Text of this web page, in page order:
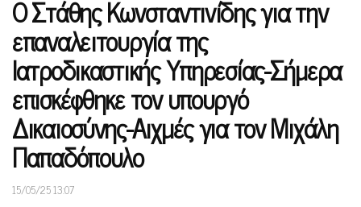
Ο Στάθης Κωνσταντινίδης για την
επαναλειτουργία της
Ιατροδικαστικής Υπηρεσίας-Σήμερα
επισκέφθηκε τον υπουργό
Δικαιοσύνης-Αιχμές για τον Μιχάλη
Παπαδόπουλο
15/05/25 13:07